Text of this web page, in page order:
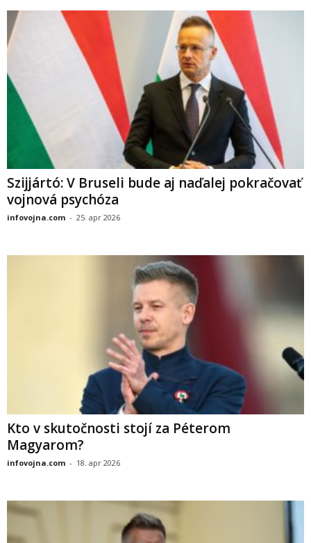
Szijjártó: V Bruseli bude aj naďalej pokračovať
vojnová psychóza
infovojna.com - 25. apr 2026
Kto v skutočnosti stojí za Péterom
Magyarom?
infovojna.com - 18. apr 2026